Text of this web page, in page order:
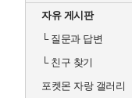
자유 게시판
└질문과 답변
└친구 찾기
포켓몬 자랑 갤러리